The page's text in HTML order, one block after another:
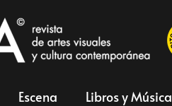
Escena Libros y Música